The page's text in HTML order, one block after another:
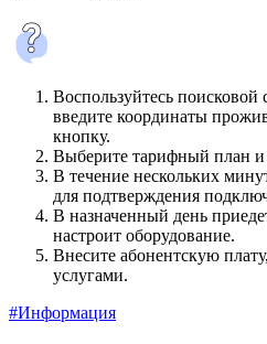
Воспользуйтесь
введите координаты
кнопку.
Выберите тарифный план и
В течение нескольких
для подтверждения
В назначенный день
настроит оборудование.
Внесите абонентскую
услугами.
#Информация